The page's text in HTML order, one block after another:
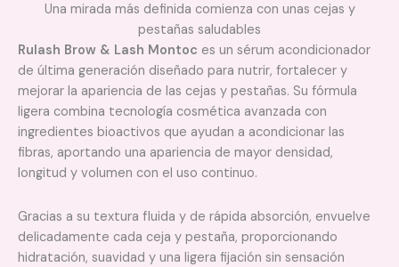
Una mirada más definida comienza con unas cejas y
pestañas saludables
Rulash Brow & Lash Montoc es un sérum acondicionador
de última generación diseñado para nutrir, fortalecer y
mejorar la apariencia de las cejas y pestañas. Su fórmula
ligera combina tecnología cosmética avanzada con
ingredientes bioactivos que ayudan a acondicionar las
fibras, aportando una apariencia de mayor densidad,
longitud y volumen con el uso continuo.
Gracias a su textura fluida y de rápida absorción, envuelve
delicadamente cada ceja y pestaña, proporcionando
hidratación, suavidad y una ligera fijación sin sensación